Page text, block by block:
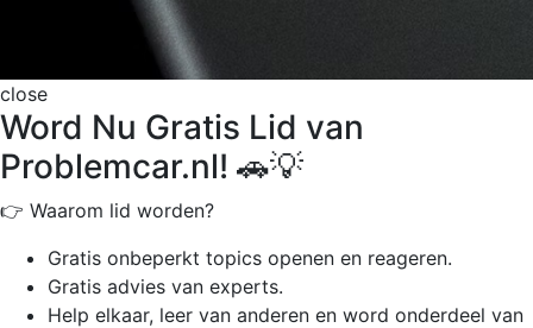
close
Word Nu Gratis Lid van
Problemcar.nl! 🚗💡
👉 Waarom lid worden?
Gratis onbeperkt topics openen en reageren.
Gratis advies van experts.
Help elkaar, leer van anderen en word onderdeel van